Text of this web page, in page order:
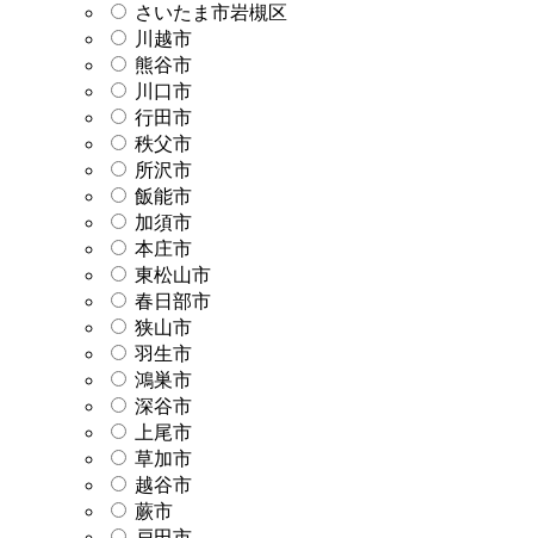
さいたま市岩槻区
川越市
熊谷市
川口市
行田市
秩父市
所沢市
飯能市
加須市
本庄市
東松山市
春日部市
狭山市
羽生市
鴻巣市
深谷市
上尾市
草加市
越谷市
蕨市